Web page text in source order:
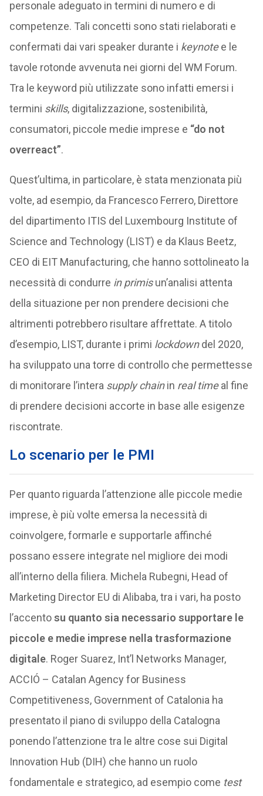
personale adeguato in termini di numero e di
competenze. Tali concetti sono stati rielaborati e
confermati dai vari speaker durante i keynotee le
tavole rotonde avvenuta nei giorni del WM Forum.
Tra le keyword più utilizzate sono infatti emersi i
termini skills, digitalizzazione, sostenibilità,
consumatori, piccole medie imprese e “do not
overreact”.
Quest’ultima, in particolare, è stata menzionata più
volte, ad esempio, da Francesco Ferrero, Direttore
del dipartimento ITIS del Luxembourg Institute of
Science and Technology (LIST) e da Klaus Beetz,
CEO di EIT Manufacturing, che hanno sottolineato la
necessità di condurre in primisun’analisi attenta
della situazione per non prendere decisioni che
altrimenti potrebbero risultare affrettate. A titolo
d’esempio, LIST, durante i primi lockdowndel 2020,
ha sviluppato una torre di controllo che permettesse
di monitorare l’intera supply chainin real timeal fine
di prendere decisioni accorte in base alle esigenze
riscontrate.
Lo scenario per le PMI
Per quanto riguarda l’attenzione alle piccole medie
imprese, è più volte emersa la necessità di
coinvolgere, formarle e supportarle affinché
possano essere integrate nel migliore dei modi
all’interno della filiera. Michela Rubegni, Head of
Marketing Director EU di Alibaba, tra i vari, ha posto
l’accentosu quanto sia necessario supportare le
piccole e medie imprese nella trasformazione
digitale. Roger Suarez, Int’l Networks Manager,
ACCIÓ – Catalan Agency for Business
Competitiveness, Government of Catalonia ha
presentato il piano di sviluppo della Catalogna
ponendo l’attenzione tra le altre cose sui Digital
Innovation Hub (DIH) che hanno un ruolo
fondamentale e strategico, ad esempio come test